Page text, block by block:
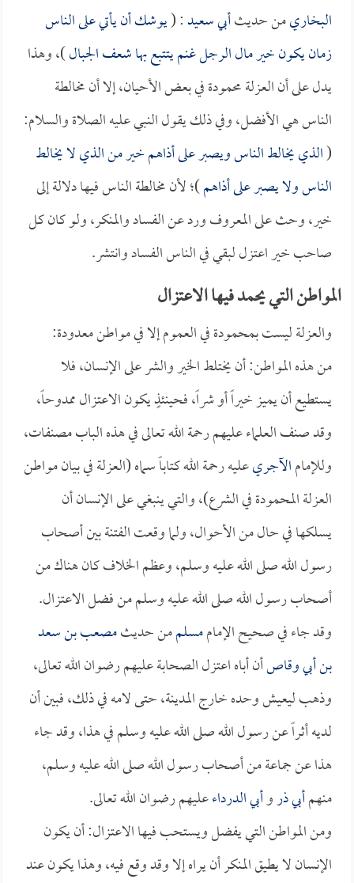
البخاريمن حديثأبي سعيد: (يوشك أن يأتي على الناس
زمان يكون خير مال الرجل غنم يتتبع بها شعف الجبال)، وهذا
يدل على أن العزلة محمودة في بعض الأحيان، إلا أن مخالطة
الناس هي الأفضل، وفي ذلك يقول النبي عليه الصلاة والسلام:
(الذي يخالط الناس ويصبر على أذاهم خير من الذي لا يخالط
الناس ولا يصبر على أذاهم)؛ لأن مخالطة الناس فيها دلالة إلى
خير، وحث على المعروف ورد عن الفساد والمنكر، ولو كان كل
صاحب خير اعتزل لبقي في الناس الفساد وانتشر.
المواطن التي يحمد فيها الاعتزال
والعزلة ليست بمحمودة في العموم إلا في مواطن معدودة:
من هذه المواطن: أن يختلط الخير والشر على الإنسان، فلا
يستطيع أن يميز خيراً أو شراً، فحينئذٍ يكون الاعتزال ممدوحاً،
وقد صنف العلماء عليهم رحمة الله تعالى في هذه الباب مصنفات،
وللإمامالآجريعليه رحمة الله كتاباً سماه (العزلة في بيان مواطن
العزلة المحمودة في الشرع)، والتي ينبغي على الإنسان أن
يسلكها في حال من الأحوال، ولما وقعت الفتنة بين أصحاب
رسول الله صلى الله عليه وسلم، وعظم الخلاف كان هناك من
أصحاب رسول الله صلى الله عليه وسلم من فضل الاعتزال.
وقد جاء في صحيح الإماممسلممن حديثمصعب بن سعد
بن أبي وقاصأن أباه اعتزل الصحابة عليهم رضوان الله تعالى،
وذهب ليعيش وحده خارج المدينة، حتى لامه في ذلك، فبين أن
لديه أثراً عن رسول الله صلى الله عليه وسلم في هذا، وقد جاء
هذا عن جماعة من أصحاب رسول الله صلى الله عليه وسلم،
منهمأبي ذروأبي الدرداءعليهم رضوان الله تعالى.
ومن المواطن التي يفضل ويستحب فيها الاعتزال: أن يكون
الإنسان لا يطيق المنكر أن يراه إلا وقد وقع فيه، وهذا يكون عند